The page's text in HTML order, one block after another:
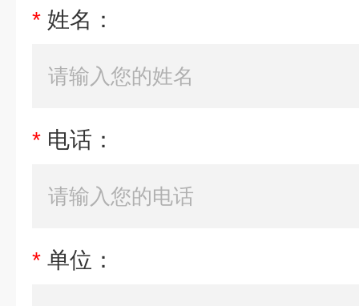
* 姓名：
* 电话：
* 单位：